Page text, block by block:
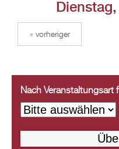
« vorheriger
Nach Veranstaltungsart